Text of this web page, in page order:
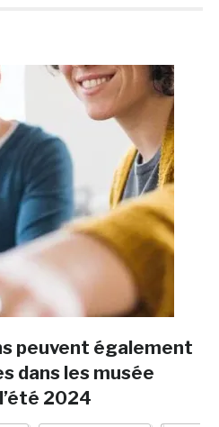
peuvent également
dans les musée
2024